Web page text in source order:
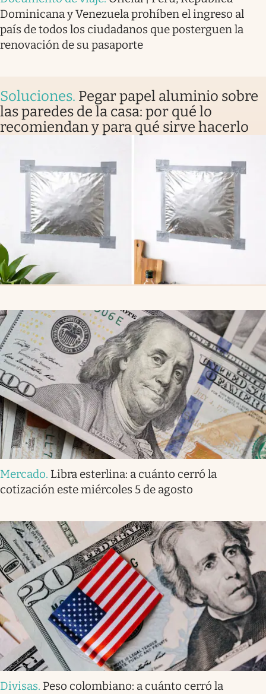
Dominicana y Venezuela prohíben el ingreso al
país de todos los ciudadanos que posterguen la
renovación de su pasaporte
Soluciones. Pegar papel aluminio sobre
las paredes de la casa: por qué lo
recomiendan y para qué sirve hacerlo
Mercado. Libra esterlina: a cuánto cerró la
cotización este miércoles 5 de agosto
Divisas. Peso colombiano: a cuánto cerró la